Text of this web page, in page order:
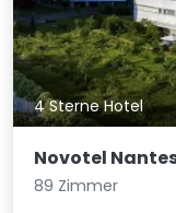
4 Sterne Hotel
Novotel
89 Zimmer